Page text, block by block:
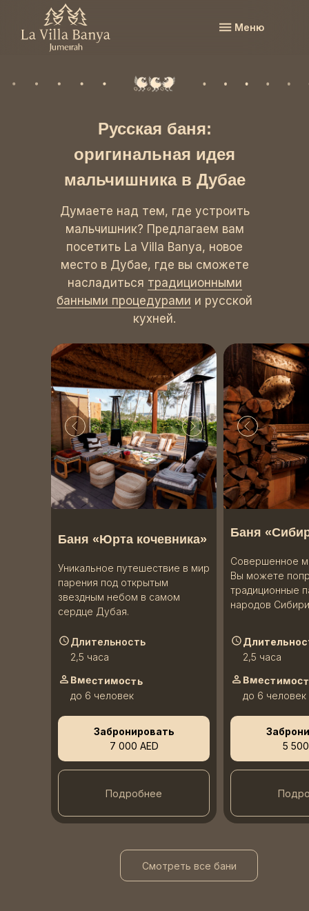
Меню
Русская баня:
оригинальная идея
мальчишника в Дубае
Думаете над тем, где устроить
мальчишник? Предлагаем вам
посетить La Villa Banya, новое
место в Дубае, где вы сможете
насладиться традиционными
банными процедурами и русской
кухней.
5
2,5 часа
до 6 человек
Баня
Совершенное
Вы можете
традиционные
народов
Подробнее
Забронировать
7 000 AED
2,5 часа
Длительность
до 6 человек
Вместимость
Баня «Юрта кочевника»
Уникальное путешествие в мир
парения под открытым
звездным небом в самом
сердце Дубая.
Смотреть все бани